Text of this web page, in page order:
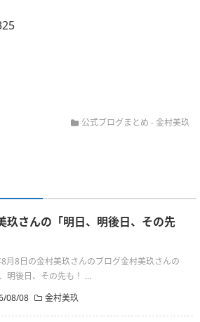
公式ブログまとめ -金村美玖
玖さんの「明日、明後日、その先
月8日の金村美玖さんのブログ金村美玖さんの
、明後日、その先も！ ...
08/08
金村美玖